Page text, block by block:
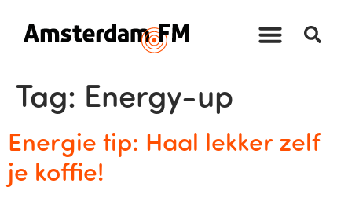
Tag: Energy-up
Energie tip: Haal lekker zelf
je koffie!